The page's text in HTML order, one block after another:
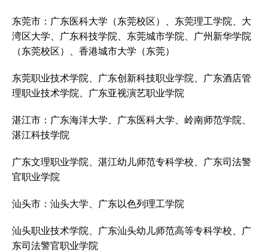
东莞市：广东医科大学（东莞校区）、东莞理工学院、大
湾区大学、广东科技学院、东莞城市学院、广州新华学院
（东莞校区）、香港城市大学（东莞）
东莞职业技术学院、广东创新科技职业学院、广东酒店管
理职业技术学院、广东亚视演艺职业学院
湛江市：广东海洋大学、广东医科大学、岭南师范学院、
湛江科技学院
广东文理职业学院、湛江幼儿师范专科学校、广东司法警
官职业学院
汕头市：汕头大学、广东以色列理工学院
汕头职业技术学院、广东汕头幼儿师范高等专科学校、广
东司法警官职业学院